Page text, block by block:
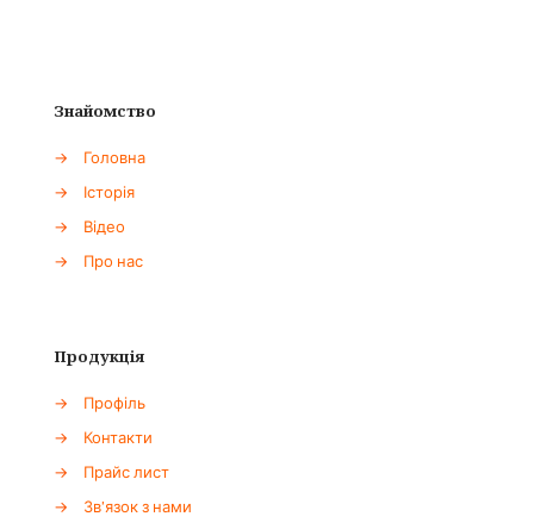
Знайомство
→
Головна
→
Історія
→
Відео
→
Про нас
Продукція
→
Профіль
→
Контакти
→
Прайс лист
→
Зв'язок з нами